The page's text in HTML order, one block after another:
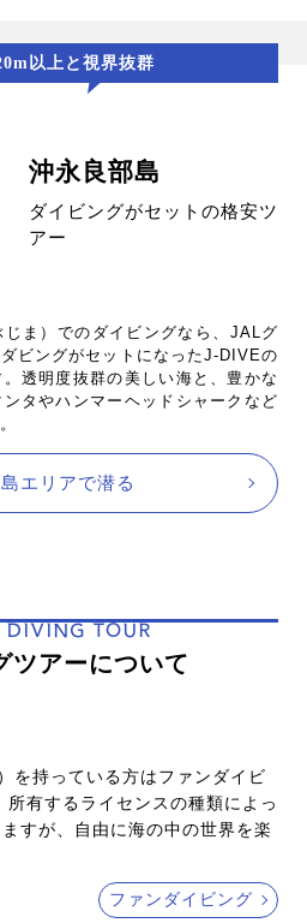
以上と視界抜群
沖永良部島
ダイビングがセットの格安ツ
アー
ま）でのダイビングなら、JALグ
ビングがセットになったJ-DIVEの
透明度抜群の美しい海と、豊かな
タやハンマーヘッドシャークなど
エリアで潜る
DIVING TOUR
ツアーについて
を持っている方はファンダイビ
所有するライセンスの種類によっ
すが、自由に海の中の世界を楽
ファンダイビング